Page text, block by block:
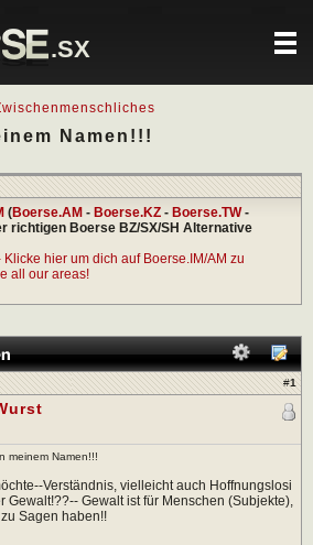
.SX
Namen!!!
(Boerse.AM - Boerse.KZ - Boerse.TW-
richtigen Boerse BZ/SX/SH Alternative
hier um dich auf Boerse.IM/AM zu
all our areas!
#1
meinem Namen!!!
Verständnis, vielleicht auch Hoffnungslosi
Gewalt!??-- Gewalt ist für Menschen (Subjekte),
Sagen haben!!